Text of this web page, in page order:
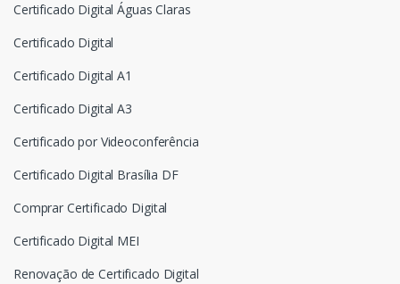
Certificado Digital Águas Claras
Certificado Digital
Certificado Digital A1
Certificado Digital A3
Certificado por Videoconferência
Certificado Digital Brasília DF
Comprar Certificado Digital
Certificado Digital MEI
Renovação de Certificado Digital